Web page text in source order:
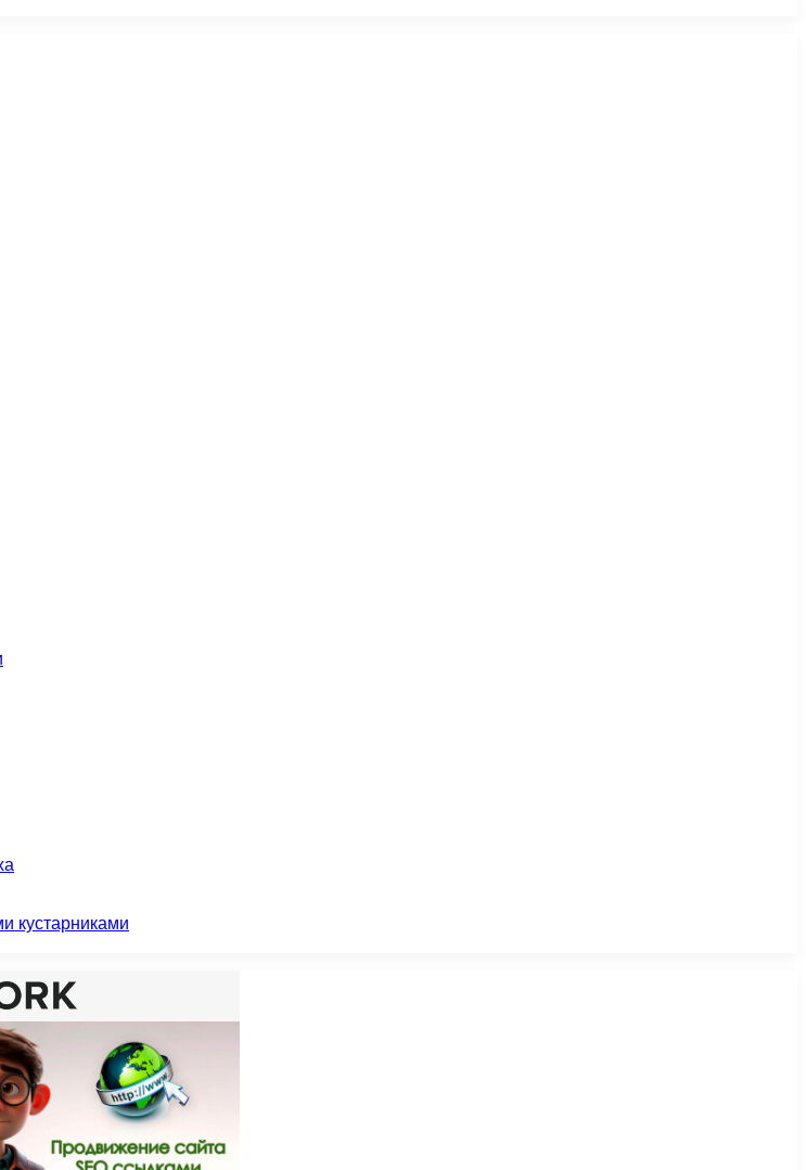
кустарниками